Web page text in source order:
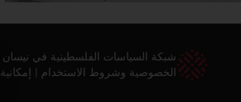
شبكة السياسات الفلسطينية في نيسان 2026 ©
الخصوصية وشروط الاستخدام
إمكانية